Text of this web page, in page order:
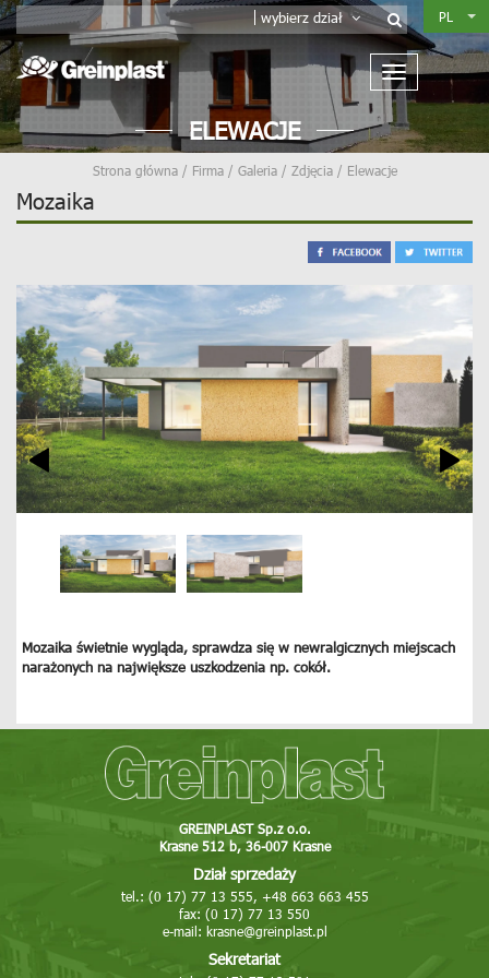
wybierz dział PL
ELEWACJE
Strona główna/ Firma/ Galeria/ Zdjęcia/ Elewacje
Mozaika
Mozaika świetnie wygląda, sprawdza się w newralgicznych miejscach
narażonych na największe uszkodzenia np. cokół.
GREINPLAST Sp.z o.o.
Krasne 512 b, 36-007 Krasne
Dział sprzedaży
tel.: (0 17) 77 13 555, +48 663 663 455
fax: (0 17) 77 13 550
e-mail: krasne@greinplast.pl
Sekretariat